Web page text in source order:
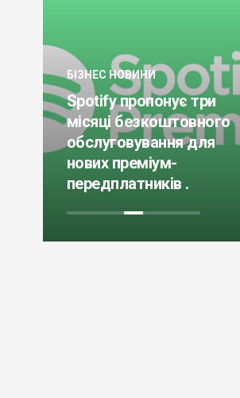
БІЗНЕС НОВИНИ
Spotify пропонує три
місяці безкоштовного
обслуговування для
нових преміум-
передплатників .